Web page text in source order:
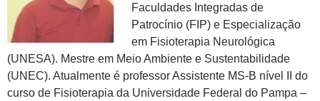
Faculdades Integradas de
Patrocínio (FIP) e Especialização
em Fisioterapia Neurológica
(UNESA). Mestre em Meio Ambiente e Sustentabilidade
(UNEC). Atualmente é professor Assistente MS-B nível II do
curso de Fisioterapia da Universidade Federal do Pampa –